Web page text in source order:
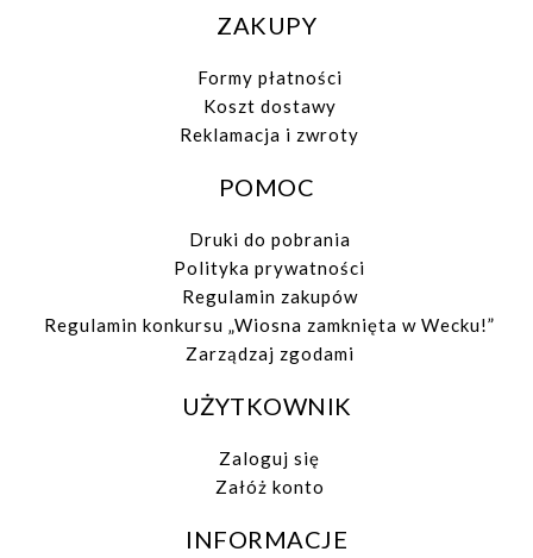
ZAKUPY
Formy płatności
Koszt dostawy
Reklamacja i zwroty
POMOC
Druki do pobrania
Polityka prywatności
Regulamin zakupów
Regulamin konkursu „Wiosna zamknięta w Wecku!”
Zarządzaj zgodami
UŻYTKOWNIK
Zaloguj się
Załóż konto
INFORMACJE